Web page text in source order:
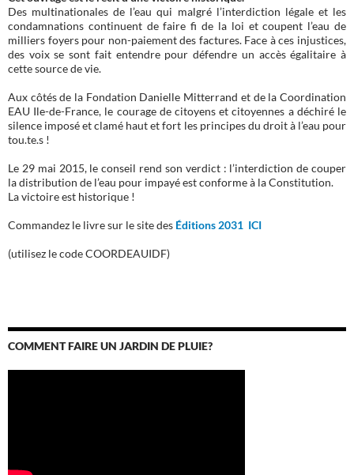
Des multinationales de l’eau qui malgré l’interdiction légale et les
condamnations continuent de faire fi de la loi et coupent l’eau de
milliers foyers pour non-paiement des factures. Face à ces injustices,
des voix se sont fait entendre pour défendre un accès égalitaire à
cette source de vie.
Aux côtés de la Fondation Danielle Mitterrand et de la Coordination
EAU Ile-de-France, le courage de citoyens et citoyennes a déchiré le
silence imposé et clamé haut et fort les principes du droit à l’eau pour
tou.te.s !
Le 29 mai 2015, le conseil rend son verdict : l’interdiction de couper
la distribution de l’eau pour impayé est conforme à la Constitution.
La victoire est historique !
Commandez le livre sur le site des Éditions 2031 ICI
(utilisez le code COORDEAUIDF)
COMMENT FAIRE UN JARDIN DE PLUIE?